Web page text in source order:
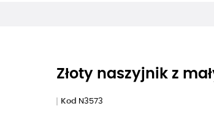
Złoty naszyjnik z
Kod N3573